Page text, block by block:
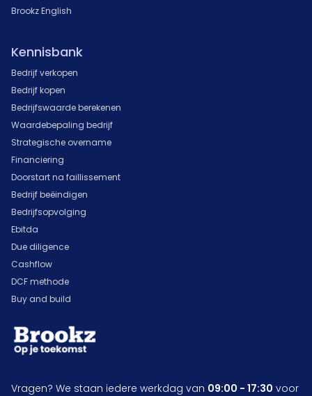
Brookz English
Kennisbank
Bedrijf verkopen
Bedrijf kopen
Bedrijfswaarde berekenen
Waardebepaling bedrijf
Strategische overname
Financiering
Doorstart na faillissement
Bedrijf beëindigen
Bedrijfsopvolging
Ebitda
Due diligence
Cashflow
DCF methode
Buy and build
Vragen? We staan iedere werkdag van 09:00 - 17:30 voor